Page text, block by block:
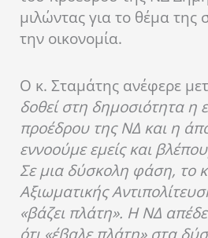
μιλώντας για το θέμα της
την οικονομία.
Ο κ. Σταμάτης ανέφερε
δοθεί στη δημοσιότητα η
προέδρου της ΝΔ και η
εννοούμε εμείς και
Σε μια δύσκολη φάση, το
Αξιωματικής
«βάζει πλάτη». Η ΝΔ